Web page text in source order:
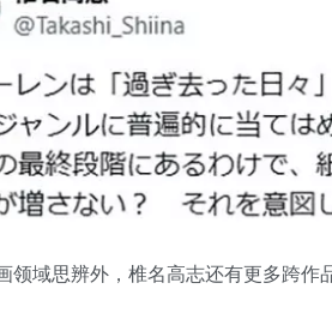
领域思辨外，椎名高志还有更多跨作